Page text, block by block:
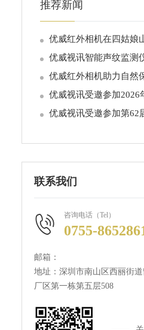
推荐新闻
优威红外相机在四姑娘山再次捕获雪豹清晰活动影像 科技赋能
优威视讯智能声纹监测仪助力南岭国家公园候选区智慧声纹监测工程建
优威红外相机助力自然保护区野生
优威视讯受邀参加2026年生态大讲堂精品培训班，以
优威视讯受邀参加第62届热带生物学与保护协会年会
联系我们
咨询电话（Tel）
0755-
邮箱：
地址：深圳市南山区西丽街
厂区第一栋第五层508